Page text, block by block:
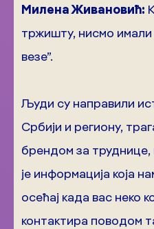
Милена Живановић:
тржишту, нисмо имали
везе”.
Људи су направили
Србији и региону,
брендом за труднице,
је информација која
осећај када вас неко
контактира поводом